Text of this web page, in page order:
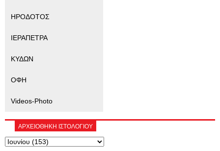
ΗΡΟΔΟΤΟΣ
ΙΕΡΑΠΕΤΡΑ
ΚΥΔΩΝ
ΟΦΗ
Videos-Photo
ΑΡΧΕΙΟΘΗΚΗ ΙΣΤΟΛΟΓΙΟΥ